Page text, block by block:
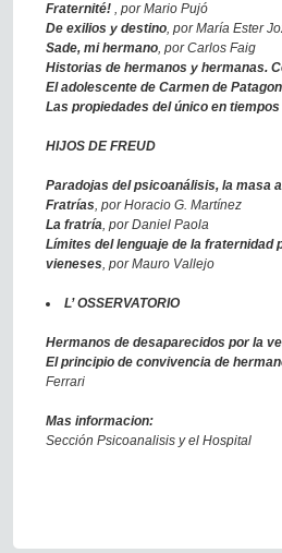
Fraternité! , por Mario Pujó
De exilios y destino, por María Ester
Sade, mi hermano, por Carlos Faig
Historias de hermanos y hermanas.
El adolescente de Carmen de
Las propiedades del único en
HIJOS DE FREUD
Paradojas del psicoanálisis, la masa
Fratrías, por Horacio G. Martínez
La fratría, por Daniel Paola
Límites del lenguaje de la fraternidad
vieneses, por Mauro Vallejo
L’ OSSERVATORIO
Hermanos de desaparecidos por la
El principio de convivencia de
Ferrari
Mas informacion:
Sección Psicoanalisis y el Hospital